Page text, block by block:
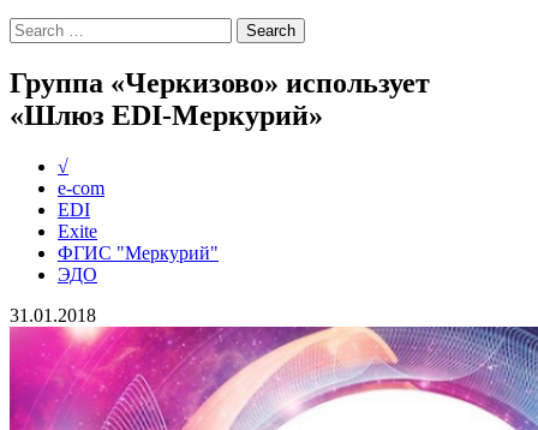
Группа «Черкизово» использует
«Шлюз EDI-Меркурий»
√
e-com
EDI
Exite
ФГИС "Меркурий"
ЭДО
31.01.2018